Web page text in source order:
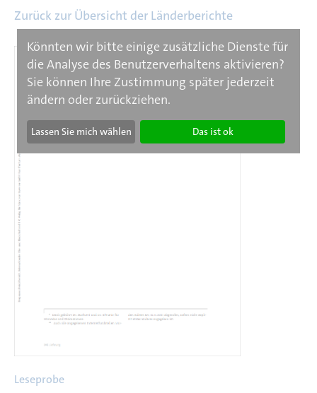
Zurück zur Übersicht der Länderberichte
Leseprobe
Könnten wir bitte einige zusätzliche Dienste für
die Analyse des Benutzerverhaltens aktivieren?
Sie können Ihre Zustimmung später jederzeit
ändern oder zurückziehen.
Lassen Sie mich wählen Das ist ok